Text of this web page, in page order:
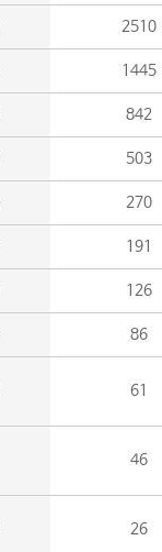
2510
1445
842
503
270
191
126
86
61
46
26